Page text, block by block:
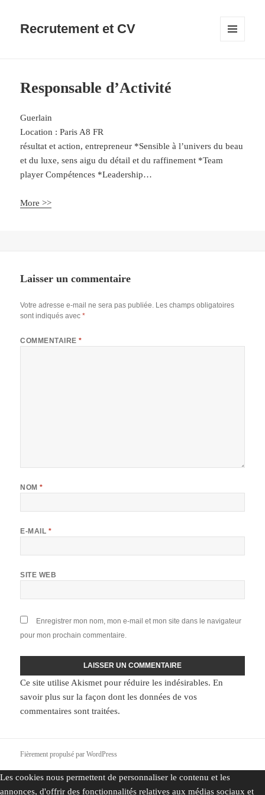
Recrutement et CV
Responsable d’Activité
Guerlain
Location :Paris A8 FR
résultat et action, entrepreneur *Sensible à l’univers du beau
et du luxe, sens aigu du détail et du raffinement *Team
player Compétences *Leadership…
More >>
Laisser un commentaire
Votre adresse e-mail ne sera pas publiée. Les champs obligatoires
sont indiqués avec*
COMMENTAIRE*
NOM*
E-MAIL *
SITE WEB
Enregistrer mon nom, mon e-mail et mon site dans le navigateur
pour mon prochain commentaire.
Ce site utilise Akismet pour réduire les indésirables.En
savoir plus sur la façon dont les données de vos
commentaires sont traitées.
Fièrement propulsé par WordPress
Les cookies nous permettent de personnaliser le contenu et les
annonces, d'offrir des fonctionnalités relatives aux médias sociaux et